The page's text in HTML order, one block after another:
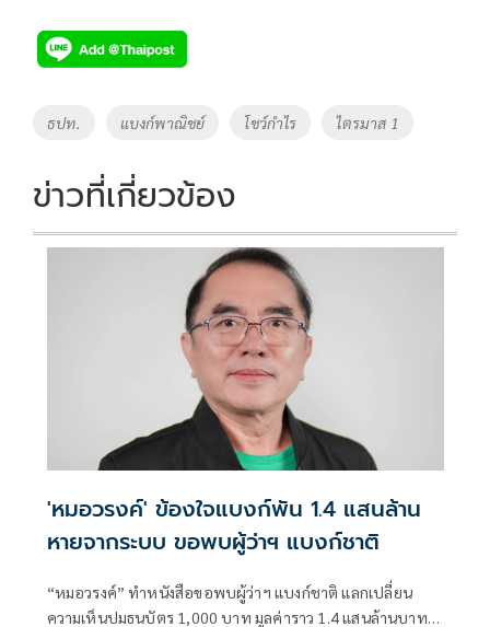
e
b
o
k
tt
er
p
y
Li
k
Tags
ธปท. แบงก์พาณิชย์ โชว์กำไร ไตรมาส 1
ข่าวที่เกี่ยวข้อง
'หมอวรงค์' ข้องใจแบงก์พัน 1.4 แสนล้าน
หายจากระบบ ขอพบผู้ว่าฯ แบงก์ชาติ
“หมอวรงค์” ทำหนังสือขอพบผู้ว่าฯ แบงก์ชาติ แลกเปลี่ยน
ความเห็นปมธนบัตร 1,000 บาท มูลค่าราว 1.4 แสนล้านบาทไม่